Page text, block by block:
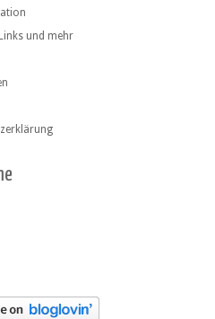
und mehr